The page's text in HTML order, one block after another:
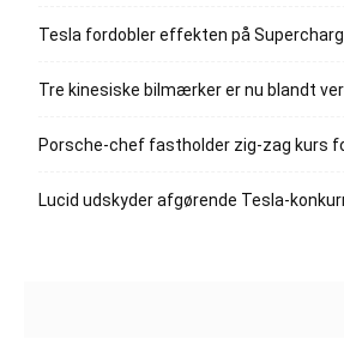
Tesla fordobler effekten på
Tre kinesiske bilmærker er nu blandt
Porsche-chef fastholder zig-zag kurs
Lucid udskyder afgørende Tesla-